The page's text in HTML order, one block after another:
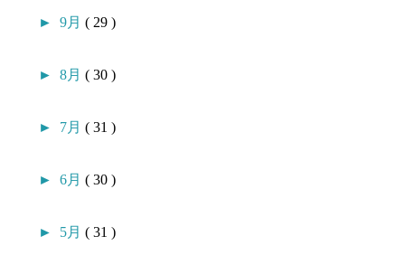
►9月( 29 )
►8月( 30 )
► 7月( 31 )
►6月( 30 )
► 5月( 31 )